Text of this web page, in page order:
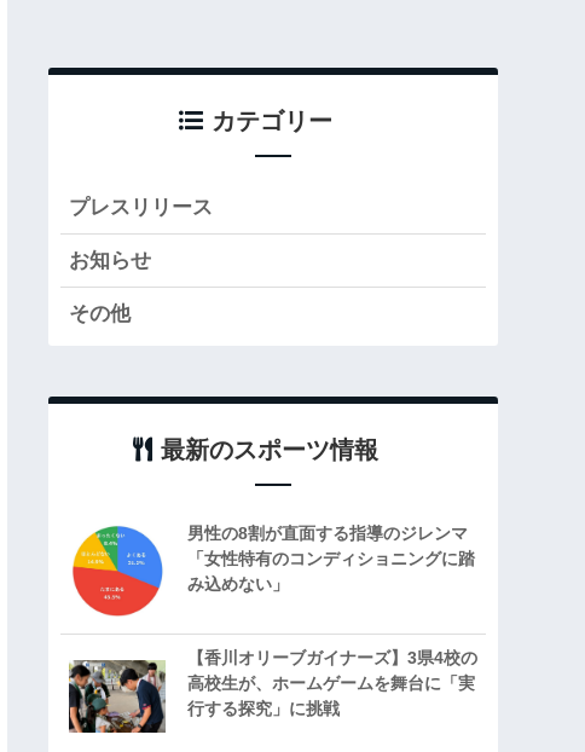
カテゴリー
プレスリリース
お知らせ
その他
最新のスポーツ情報
男性の8割が直面する指導のジレンマ
「女性特有のコンディショニングに踏
み込めない」
【香川オリーブガイナーズ】3県4校の
高校生が、ホームゲームを舞台に「実
行する探究」に挑戦